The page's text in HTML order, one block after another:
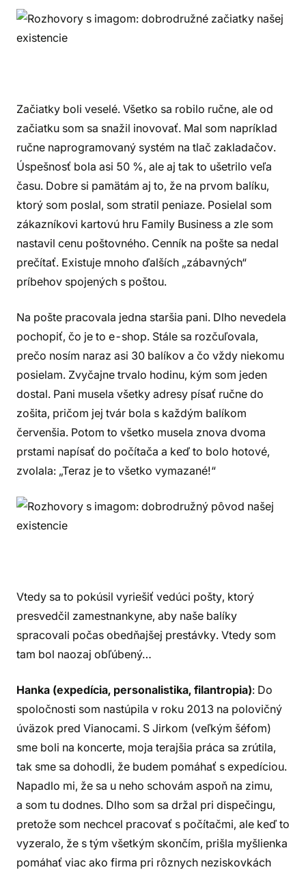
Začiatky boli veselé. Všetko sa robilo ručne, ale od
začiatku som sa snažil inovovať. Mal som napríklad
ručne naprogramovaný systém na tlač zakladačov.
Úspešnosť bola asi 50 %, ale aj tak to ušetrilo veľa
času. Dobre si pamätám aj to, že na prvom balíku,
ktorý som poslal, som stratil peniaze. Posielal som
zákazníkovi kartovú hru Family Business a zle som
nastavil cenu poštovného. Cenník na pošte sa nedal
prečítať. Existuje mnoho ďalších „zábavných“
príbehov spojených s poštou.
Na pošte pracovala jedna staršia pani. Dlho nevedela
pochopiť, čo je to e-shop. Stále sa rozčuľovala,
prečo nosím naraz asi 30 balíkov a čo vždy niekomu
posielam. Zvyčajne trvalo hodinu, kým som jeden
dostal. Pani musela všetky adresy písať ručne do
zošita, pričom jej tvár bola s každým balíkom
červenšia. Potom to všetko musela znova dvoma
prstami napísať do počítača a keď to bolo hotové,
zvolala: „Teraz je to všetko vymazané!“
Vtedy sa to pokúsil vyriešiť vedúci pošty, ktorý
presvedčil zamestnankyne, aby naše balíky
spracovali počas obedňajšej prestávky. Vtedy som
tam bol naozaj obľúbený…
Hanka (expedícia, personalistika, filantropia): Do
spoločnosti som nastúpila v roku 2013 na polovičný
úväzok pred Vianocami. S Jirkom (veľkým šéfom)
sme boli na koncerte, moja terajšia práca sa zrútila,
tak sme sa dohodli, že budem pomáhať s expedíciou.
Napadlo mi, že sa u neho schovám aspoň na zimu,
a som tu dodnes. Dlho som sa držal pri dispečingu,
pretože som nechcel pracovať s počítačmi, ale keď to
vyzeralo, že s tým všetkým skončím, prišla myšlienka
pomáhať viac ako firma pri rôznych neziskovkách